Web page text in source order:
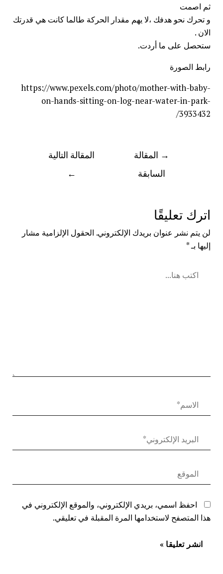
ثم اصمت
و تحرك نحو هدفك ،لا يهم مقدار الحركة طالما كانت هي قدرتك
الان .
ستحصل على ما أردت.
رابط الصورة
https://www.pexels.com/photo/mother-with-baby-
on-hands-sitting-on-log-near-water-in-park-
3933432/
→ المقالة
السابقة
المقالة التالية
←
اترك تعليقًا
لن يتم نشر عنوان بريدك الإلكتروني. الحقول الإلزامية مشار
إليها بـ*
احفظ اسمي، بريدي الإلكتروني، والموقع الإلكتروني في
هذا المتصفح لاستخدامها المرة المقبلة في تعليقي.